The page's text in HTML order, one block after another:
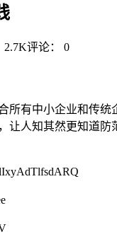
2.7K评论： 0
所有中小企业和传
让人知其然更知道